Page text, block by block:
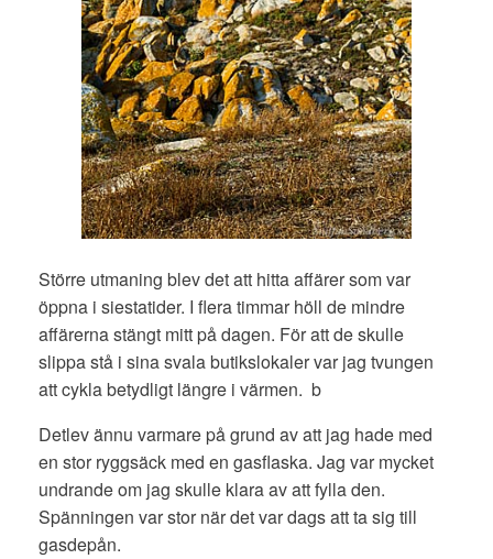
Större utmaning blev det att hitta affärer som var
öppna i siestatider. I flera timmar höll de mindre
affärerna stängt mitt på dagen. För att de skulle
slippa stå i sina svala butikslokaler var jag tvungen
att cykla betydligt längre i värmen. b
Detlev ännu varmare på grund av att jag hade med
en stor ryggsäck med en gasflaska. Jag var mycket
undrande om jag skulle klara av att fylla den.
Spänningen var stor när det var dags att ta sig till
gasdepån.